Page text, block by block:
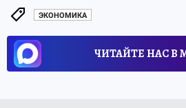
ЭКОНОМИКА
ЧИТАЙТЕ НАС В